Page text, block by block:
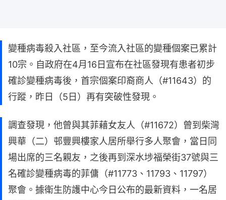
變種病毒殺入社區，至今流入社區的變種個案已累計
10宗。自政府在4月16日宣布在社區發現有患者初步
確診變種病毒後，首宗個案印裔商人（#11643）的
行蹤，昨日（5日）再有突破性發現。
調查發現，他曾與其菲藉女友人（#11672）曾到柴灣
興華（二）邨豐興樓家人居所舉行多人聚會，當日同
場出席的三名親友，之後再到深水埗福榮街37號與三
名確診變種病毒的菲傭（#11773、11793、11797）
聚會。據衛生防護中心今日公布的最新資料，一名居